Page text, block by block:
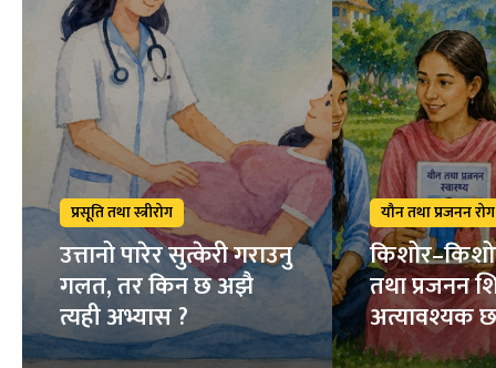
प्रसूति तथा स्त्रीरोग
उत्तानो पारेर सुत्केरी गराउनु
गलत, तर किन छ अझै
त्यही अभ्यास ?
यौन तथा प्रजनन रोग
तथा प्रजनन
अत्यावश्यक